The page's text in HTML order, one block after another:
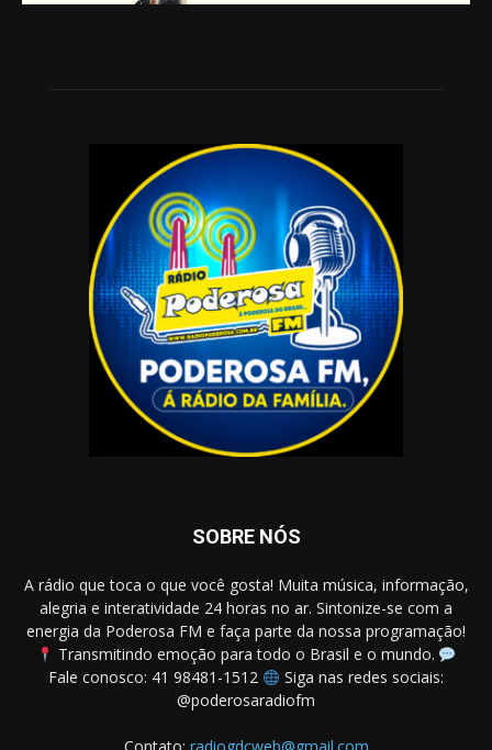
SOBRE NÓS
A rádio que toca o que você gosta! Muita música, informação,
alegria e interatividade 24 horas no ar. Sintonize-se com a
energia da Poderosa FM e faça parte da nossa programação!
Transmitindo emoção para todo o Brasil e o mundo.
Fale conosco: 41 98481-1512
Siga nas redes sociais:
@poderosaradiofm